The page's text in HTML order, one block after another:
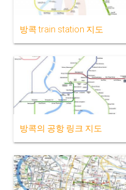
방콕 train station 지도
방콕의 공항 링크 지도